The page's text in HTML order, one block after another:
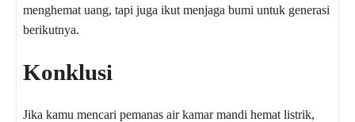
menghemat uang, tapi juga ikut menjaga bumi untuk generasi
berikutnya.
Konklusi
Jika kamu mencari pemanas air kamar mandi hemat listrik,